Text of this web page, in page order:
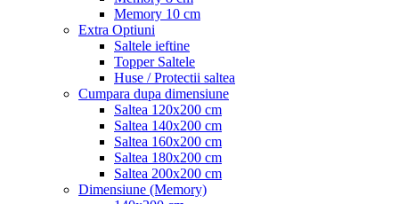
Memory 10 cm
Extra Optiuni
Saltele ieftine
Topper Saltele
Huse / Protectii saltea
Cumpara dupa dimensiune
Saltea 120x200 cm
Saltea 140x200 cm
Saltea 160x200 cm
Saltea 180x200 cm
Saltea 200x200 cm
Dimensiune (Memory)